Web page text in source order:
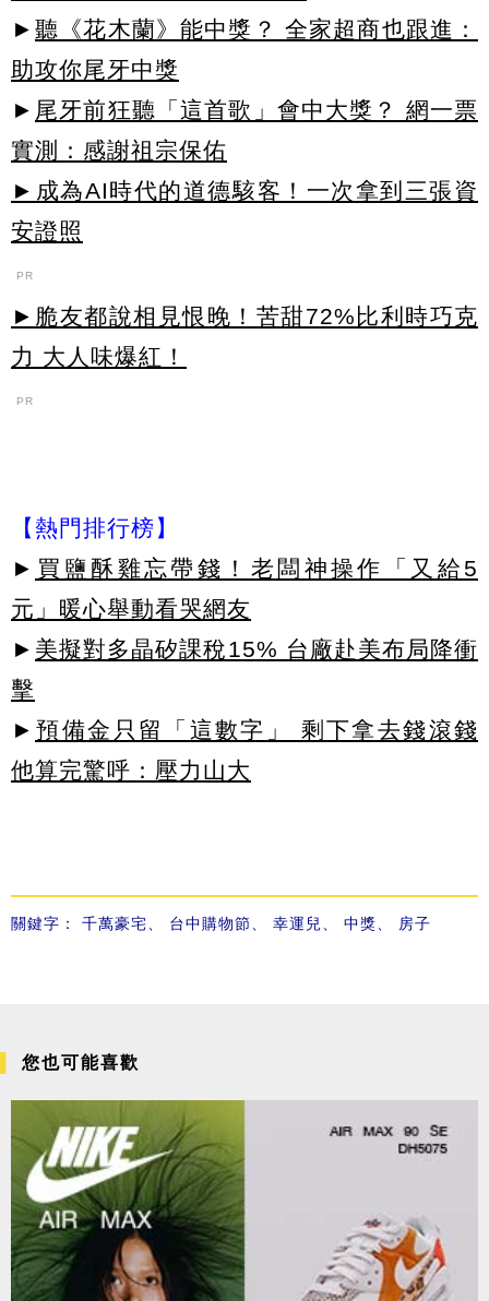
► 聽《花木蘭》能中獎？ 全家超商也跟進：
助攻你尾牙中獎
► 尾牙前狂聽「這首歌」會中大獎？ 網一票
實測：感謝祖宗保佑
►成為AI時代的道德駭客！一次拿到三張資
安證照
PR
►脆友都說相見恨晚！苦甜72%比利時巧克
力 大人味爆紅！
PR
【熱門排行榜】
► 買鹽酥雞忘帶錢！老闆神操作「又給5
元」暖心舉動看哭網友
► 美擬對多晶矽課稅15% 台廠赴美布局降衝
擊
► 預備金只留「這數字」 剩下拿去錢滾錢
他算完驚呼：壓力山大
關鍵字： 千萬豪宅 台中購物節 幸運兒 中獎 房子
您也可能喜歡